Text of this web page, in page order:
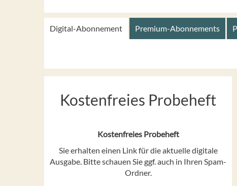
Digital-Abonnement Premium-Abonnements
Kostenfreies Probeheft
Kostenfreies Probeheft
Sie erhalten einen Link für die aktuelle digitale
Ausgabe. Bitte schauen Sie ggf. auch in Ihren Spam-
Ordner.